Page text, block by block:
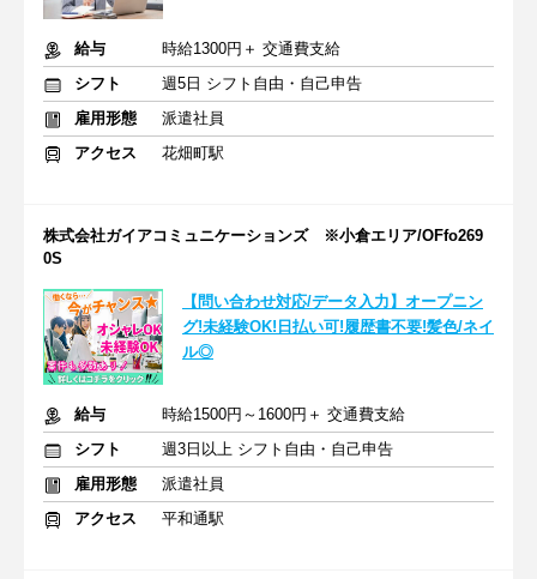
給与
時給1300円＋ 交通費支給
シフト
週5日 シフト自由・自己申告
雇用形態
派遣社員
アクセス
花畑町駅
株式会社ガイアコミュニケーションズ ※小倉エリア/OFfo269
0S
【問い合わせ対応/データ入力】オープニン
グ!未経験OK!日払い可!履歴書不要!髪色/ネイ
ル◎
給与
時給1500円～1600円＋ 交通費支給
シフト
週3日以上 シフト自由・自己申告
雇用形態
派遣社員
アクセス
平和通駅